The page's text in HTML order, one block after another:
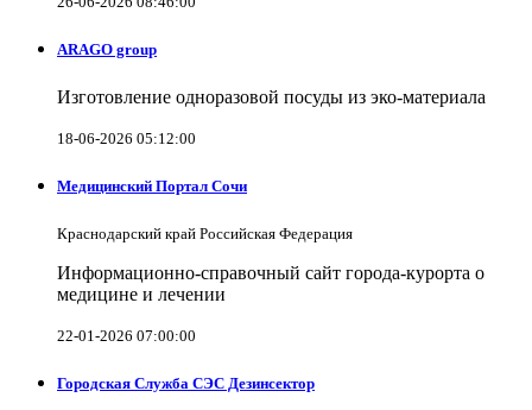
ARAGO group
Изготовление одноразовой посуды из эко-материала
18-06-2026 05:12:00
Медицинский Портал Сочи
Краснодарский край Российская Федерация
Информационно-справочный сайт города-курорта о
медицине и лечении
22-01-2026 07:00:00
Городская Служба СЭС Дезинсектор